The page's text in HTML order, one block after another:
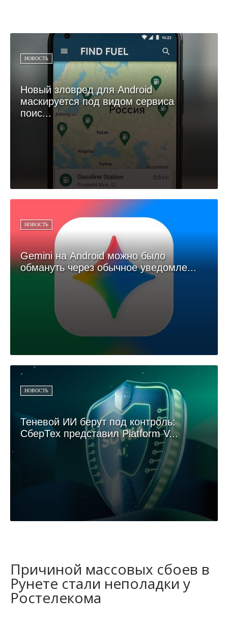
НОВОСТЬ
Новый зловред для Android
маскируется под видом сервиса
поис...
НОВОСТЬ
Gemini на Android можно было
обмануть через обычное уведомле...
НОВОСТЬ
Теневой ИИ берут под контроль:
СберТех представил Platform V...
Причиной массовых сбоев в
Рунете стали неполадки у
Ростелекома